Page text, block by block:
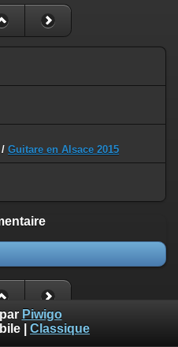
/ Guitare en Alsace 2015
Piwigo
Classique